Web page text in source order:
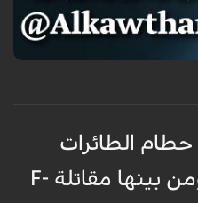
الطائرات
الأمريكية المسقطة ومن بينها مقاتلة F-